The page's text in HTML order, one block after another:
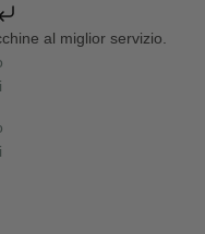
al miglior servizio.